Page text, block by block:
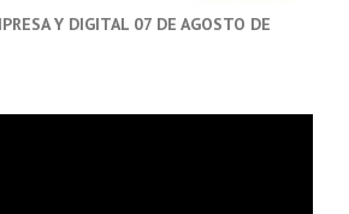
Y DIGITAL 07 DE AGOSTO DE